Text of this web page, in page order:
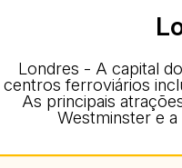
Londres - A capital
centros ferroviários
As principais
Westminster e